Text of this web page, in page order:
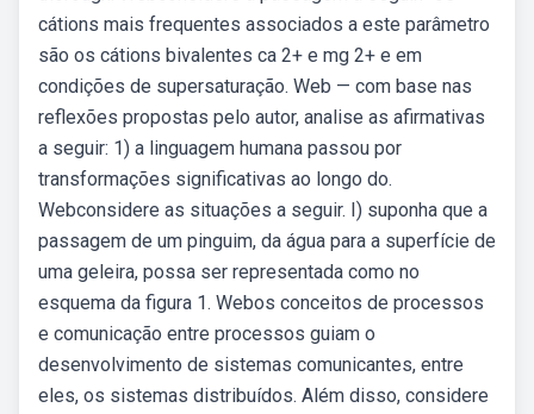
cátions mais frequentes associados a este parâmetro
são os cátions bivalentes ca 2+ e mg 2+ e em
condições de supersaturação. Web — com base nas
reflexões propostas pelo autor, analise as afirmativas
a seguir: 1) a linguagem humana passou por
transformações significativas ao longo do.
Webconsidere as situações a seguir. I) suponha que a
passagem de um pinguim, da água para a superfície de
uma geleira, possa ser representada como no
esquema da figura 1. Webos conceitos de processos
e comunicação entre processos guiam o
desenvolvimento de sistemas comunicantes, entre
eles, os sistemas distribuídos. Além disso, considere